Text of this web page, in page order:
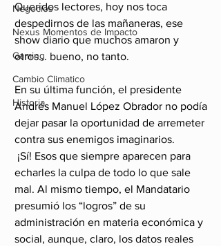
Negocios
Nexus Momentos de Impacto
Gaming
Cambio Climatico
Historia
Queridos lectores, hoy nos toca
despedirnos de las mañaneras, ese
show diario que muchos amaron y
otros... bueno, no tanto.
En su última función, el presidente
Andrés Manuel López Obrador no podía
dejar pasar la oportunidad de arremeter
contra sus enemigos imaginarios.
echarles la culpa de todo lo que sale
mal. Al mismo tiempo, el Mandatario
presumió los “logros” de su
administración en materia económica y
social, aunque, claro, los datos reales